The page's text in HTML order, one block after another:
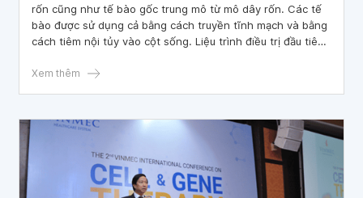
rốn cũng như tế bào gốc trung mô từ mô dây rốn. Các tế
bào được sử dụng cả bằng cách truyền tĩnh mạch và bằng
cách tiêm nội tủy vào cột sống. Liệu trình điều trị đầu tiên
quan.
Xem thêm